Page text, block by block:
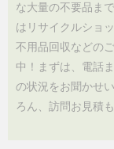
な大量の不要品ま
はリサイクルショ
不用品回収などの
中！まずは、電話
の状況をお聞かせ
ろん、訪問お見積